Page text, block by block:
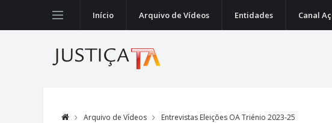
Início Arquivo de Vídeos Entidades Canal
Arquivo de Vídeos Entrevistas Eleições OA Triénio 2023-25